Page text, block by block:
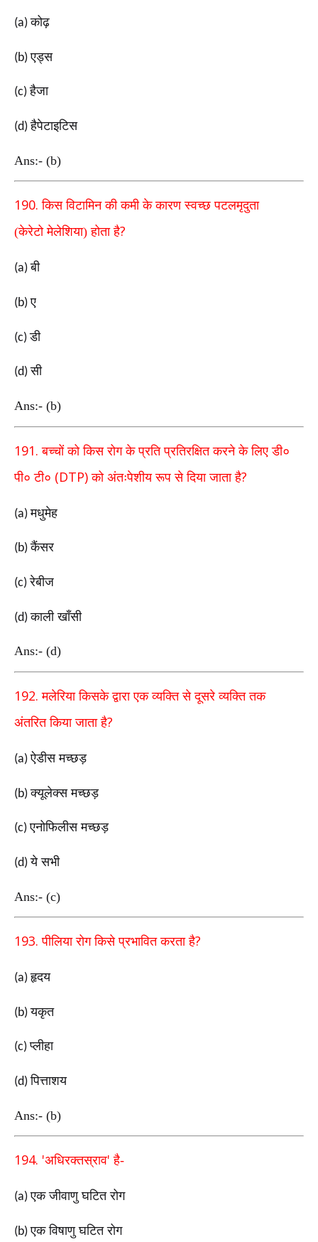
(a)कोढ़
(b)एड्स
(c)हैजा
(d)हैपेटाइटिस
Ans:- (b)
190.किस विटामिन की कमी के कारण स्वच्छ पटलमृदुता
(केरेटो मेलेशिया) होता है?
(a)बी
(b)ए
(c)डी
(d)सी
Ans:- (b)
191.बच्चों को किस रोग के प्रति प्रतिरक्षित करने के लिए डी०
पी० टी० (DTP)को अंतःपेशीय रूप से दिया जाता है?
(a)मधुमेह
(b)कैंसर
(c)रेबीज
(d)काली खाँसी
Ans:- (d)
192.मलेरिया किसके द्वारा एक व्यक्ति से दूसरे व्यक्ति तक
अंतरित किया जाता है?
(a)ऐडीस मच्छड़
(b)क्यूलेक्स मच्छड़
(c)एनोफिलीस मच्छड़
(d)ये सभी
Ans:- (c)
193.पीलिया रोग किसे प्रभावित करता है?
(a)हृदय
(b)यकृत
(c)प्लीहा
(d)पित्ताशय
Ans:- (b)
194. 'अधिरक्तस्राव'है-
(a)एक जीवाणु घटित रोग
(b)एक विषाणु घटित रोग